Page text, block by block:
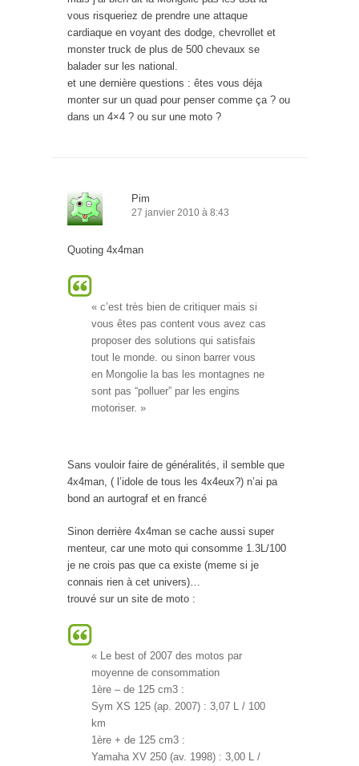
vous risqueriez de prendre une attaque
cardiaque en voyant des dodge, chevrollet et
monster truck de plus de 500 chevaux se
balader sur les national.
et une dernière questions : êtes vous déja
monter sur un quad pour penser comme ça ? ou
dans un 4×4 ? ou sur une moto ?
Pim
27 janvier 2010 à 8:43
Quoting 4x4man
« c’est très bien de critiquer mais si
vous êtes pas content vous avez cas
proposer des solutions qui satisfais
tout le monde. ou sinon barrer vous
en Mongolie la bas les montagnes ne
sont pas “polluer” par les engins
motoriser. »
Sans vouloir faire de généralités, il semble que
4x4man, ( l’idole de tous les 4x4eux?) n’ai pa
bond an aurtograf et en francé
Sinon derrière 4x4man se cache aussi super
menteur, car une moto qui consomme 1.3L/100
je ne crois pas que ca existe (meme si je
connais rien à cet univers)…
trouvé sur un site de moto :
« Le best of 2007 des motos par
moyenne de consommation
1ère – de 125 cm3 :
Sym XS 125 (ap. 2007) : 3,07 L / 100
km
1ère + de 125 cm3 :
Yamaha XV 250 (av. 1998) : 3,00 L /